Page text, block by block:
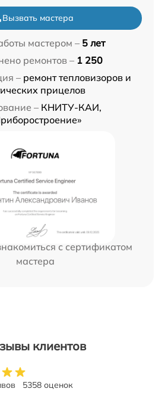
Вызвать мастера
мастером – 5 лет
ремонтов – 1 250
– ремонт тепловизоров и
прицелов
– КНИТУ-КАИ,
с сертификатом
мастера
клиентов
5358 оценок